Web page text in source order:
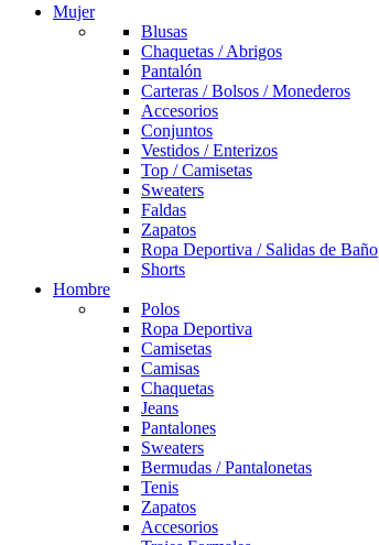
Mujer
Blusas
Chaquetas / Abrigos
Pantalón
Carteras / Bolsos / Monederos
Accesorios
Conjuntos
Vestidos / Enterizos
Top / Camisetas
Sweaters
Faldas
Zapatos
Ropa Deportiva / Salidas de Baño
Shorts
Hombre
Polos
Ropa Deportiva
Camisetas
Camisas
Chaquetas
Jeans
Pantalones
Sweaters
Bermudas / Pantalonetas
Tenis
Zapatos
Accesorios